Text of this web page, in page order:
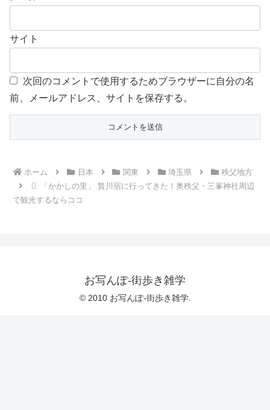
サイト
次回のコメントで使用するためブラウザーに自分の名
前、メールアドレス、サイトを保存する。
ホーム 日本 関東 埼玉県
秩父地方
「かかしの里」 贄川宿に行ってきた！奥秩父・三峯神社周辺
で観光するならココ
お写んぽ-街歩き雑学
© 2010 お写んぽ-街歩き雑学.